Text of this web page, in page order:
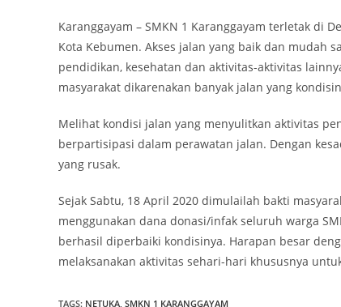
Karanggayam – SMKN 1 Karanggayam terletak di
Kota Kebumen. Akses jalan yang baik dan mudah
pendidikan, kesehatan dan aktivitas-aktivitas
masyarakat dikarenakan banyak jalan yang
Melihat kondisi jalan yang menyulitkan aktivitas
berpartisipasi dalam perawatan jalan. Dengan
yang rusak.
Sejak Sabtu, 18 April 2020 dimulailah bakti
menggunakan dana donasi/infak seluruh warga
berhasil diperbaiki kondisinya. Harapan besar
melaksanakan aktivitas sehari-hari khususnya
TAGS: NETUKA SMKN 1 KARANGGAYAM